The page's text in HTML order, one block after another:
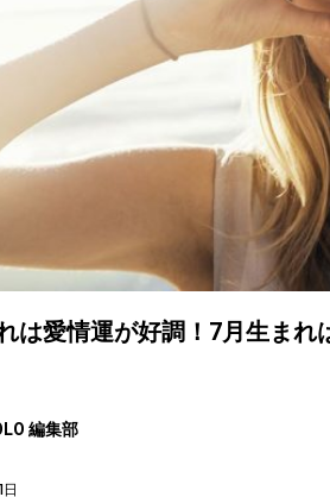
は愛情運が好調！7月生ま
編集部